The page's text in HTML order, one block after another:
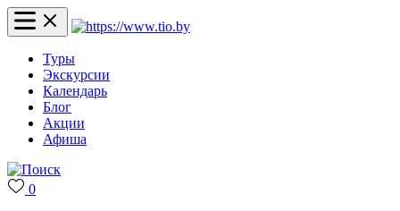
Туры
Экскурсии
Календарь
Блог
Акции
Афиша
0